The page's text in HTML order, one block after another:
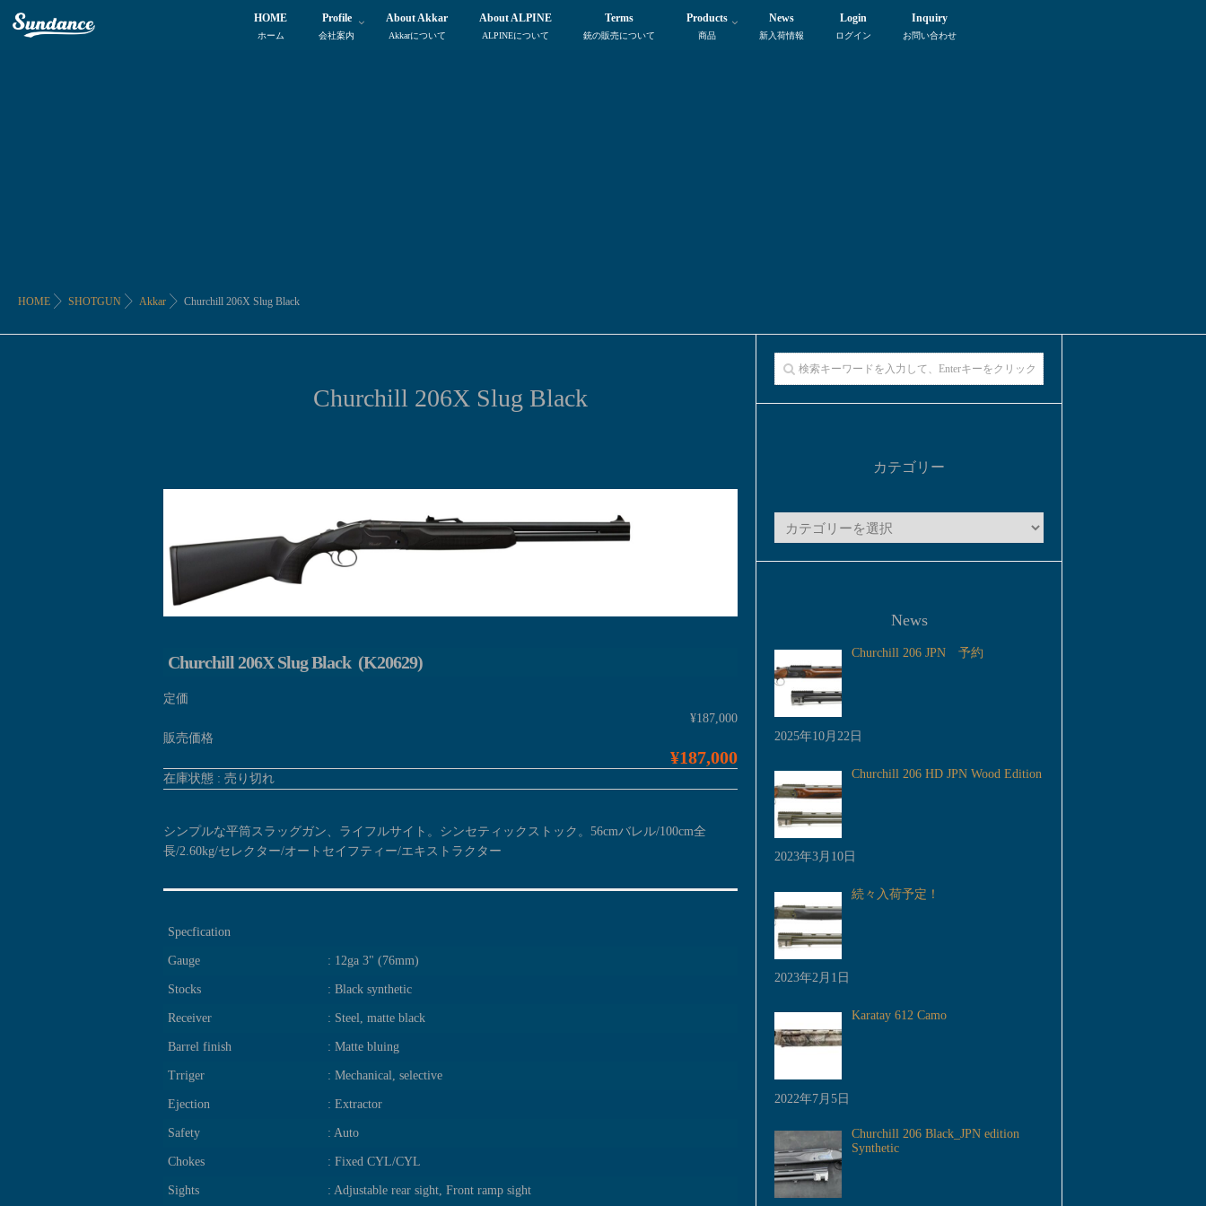
HOME
ホーム
Profile
会社案内
About Akkar
Akkarについて
About ALPINE
ALPINEについて
Terms
銃の販売について
Products
商品
News
新入荷情報
Login
ログイン
Inquiry
お問い合わせ
HOME SHOTGUN Akkar Churchill 206X Slug Black
Churchill 206X Slug Black
Churchill 206X Slug Black (K20629)
定価
¥187,000
販売価格
¥187,000
在庫状態 : 売り切れ
シンプルな平筒スラッグガン、ライフルサイト。シンセティックストック。56cmバレル/100cm全
長/2.60kg/セレクター/オートセイフティー/エキストラクター
Specfication
Gauge : 12ga 3" (76mm)
Stocks : Black synthetic
Receiver : Steel, matte black
Barrel finish : Matte bluing
Trriger : Mechanical, selective
Ejection : Extractor
Safety : Auto
Chokes : Fixed CYL/CYL
Sights : Adjustable rear sight, Front ramp sight
カテゴリー
ゴ
News
Churchill 206 JPN 予約
2025年10月22日
Churchill 206 HD JPN Wood Edition
2023年3月10日
続々入荷予定！
2023年2月1日
Karatay 612 Camo
2022年7月5日
Churchill 206 Black_JPN edition
Synthetic